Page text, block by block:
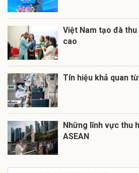
Việt Nam tạo đà
cao
Tín hiệu khả quan từ
Những lĩnh vực thu
ASEAN